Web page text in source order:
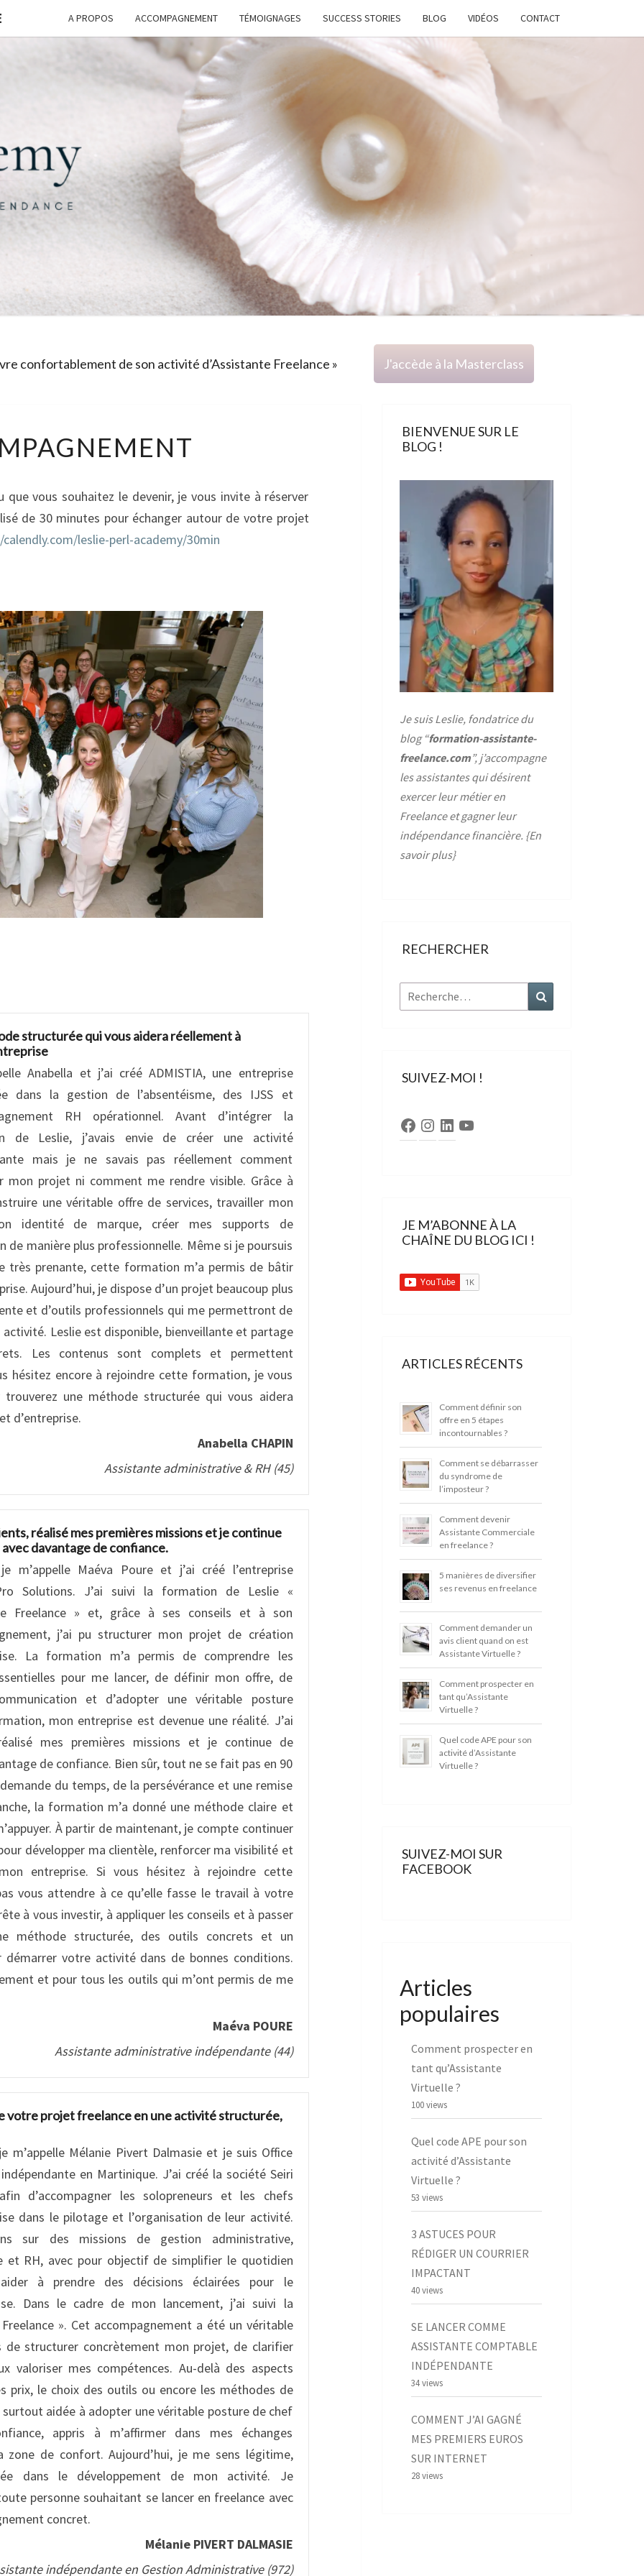
A PROPOS ACCOMPAGNEMENT TÉMOIGNAGES SUCCESS STORIES BLOG VIDÉOS CONTACT
FORMATION
ASSISTANTE
FREELANCE
G
confortablement de son activité d’Assistante Freelance » J'accède à la Masterclass
que vous souhaitez le devenir, je vous invite à réserver
de 30 minutes pour échanger autour de votre projet
leslie-perl-academy/30min
structurée qui vous aidera réellement à
Anabella et j’ai créé ADMISTIA, une entreprise
dans la gestion de l’absentéisme, des IJSS et
RH opérationnel. Avant d’intégrer la
de Leslie, j’avais envie de créer une activité
mais je ne savais pas réellement comment
mon projet ni comment me rendre visible. Grâce à
une véritable offre de services, travailler mon
identité de marque, créer mes supports de
manière plus professionnelle. Même si je poursuis
très prenante, cette formation m’a permis de bâtir
Aujourd’hui, je dispose d’un projet beaucoup plus
et d’outils professionnels qui me permettront de
Leslie est disponible, bienveillante et partage
Les contenus sont complets et permettent
hésitez encore à rejoindre cette formation, je vous
une méthode structurée qui vous aidera
d’entreprise.
Anabella CHAPIN
Assistante administrative & RH (45)
réalisé mes premières missions et je continue
davantage de confiance.
m’appelle Maéva Poure et j’ai créé l’entreprise
Solutions. J’ai suivi la formation de Leslie «
Freelance » et, grâce à ses conseils et à son
j’ai pu structurer mon projet de création
La formation m’a permis de comprendre les
pour me lancer, de définir mon offre, de
et d’adopter une véritable posture
mon entreprise est devenue une réalité. J’ai
mes premières missions et je continue de
de confiance. Bien sûr, tout ne se fait pas en 90
du temps, de la persévérance et une remise
la formation m’a donné une méthode claire et
À partir de maintenant, je compte continuer
développer ma clientèle, renforcer ma visibilité et
entreprise. Si vous hésitez à rejoindre cette
vous attendre à ce qu’elle fasse le travail à votre
à vous investir, à appliquer les conseils et à passer
méthode structurée, des outils concrets et un
démarrer votre activité dans de bonnes conditions.
et pour tous les outils qui m’ont permis de me
Maéva POURE
Assistante administrative indépendante (44)
votre projet freelance en une activité structurée,
m’appelle Mélanie Pivert Dalmasie et je suis Office
en Martinique. J’ai créé la société Seiri
d’accompagner les solopreneurs et les chefs
dans le pilotage et l’organisation de leur activité.
sur des missions de gestion administrative,
et RH, avec pour objectif de simplifier le quotidien
à prendre des décisions éclairées pour le
Dans le cadre de mon lancement, j’ai suivi la
». Cet accompagnement a été un véritable
de structurer concrètement mon projet, de clarifier
valoriser mes compétences. Au-delà des aspects
prix, le choix des outils ou encore les méthodes de
aidée à adopter une véritable posture de chef
appris à m’affirmer dans mes échanges
de confort. Aujourd’hui, je me sens légitime,
dans le développement de mon activité. Je
personne souhaitant se lancer en freelance avec
concret.
Mélanie PIVERT DALMASIE
indépendante en Gestion Administrative (972)
BIENVENUE SUR LE
BLOG !
Je suis Leslie, fondatrice du
blog “formation-assistante-
freelance.com”, j’accompagne
les assistantes qui désirent
exercer leur métier en
Freelance et gagner leur
indépendance financière. {En
savoir plus}
RECHERCHER
Rechercher :
SUIVEZ-MOI !
Facebook
Instagram
LinkedInYouTube
JE M’ABONNE À LA
CHAÎNE DU BLOG ICI !
ARTICLES RÉCENTS
Comment définir son
offre en 5 étapes
incontournables ?
Comment se débarrasser
du syndrome de
l’imposteur ?
Comment devenir
Assistante Commerciale
en freelance ?
5 manières de diversifier
ses revenus en freelance
Comment demander un
avis client quand on est
Assistante Virtuelle ?
Comment prospecter en
tant qu’Assistante
Virtuelle ?
Quel code APE pour son
activité d’Assistante
Virtuelle ?
SUIVEZ-MOI SUR
FACEBOOK
Articles
populaires
Comment prospecter en
tant qu’Assistante
Virtuelle ?
100 views
Quel code APE pour son
activité d’Assistante
Virtuelle ?
53 views
3 ASTUCES POUR
RÉDIGER UN COURRIER
IMPACTANT
40 views
SE LANCER COMME
ASSISTANTE COMPTABLE
INDÉPENDANTE
34 views
COMMENT J’AI GAGNÉ
MES PREMIERS EUROS
SUR INTERNET
28 views